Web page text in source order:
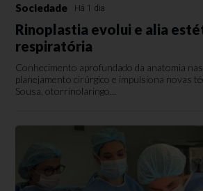
Sociedade Há 1 dia
Rinoplastia evolui e alia
respiratória
Conhecimento aprofundado da anatomia
planejamento cirúrgico e impulsiona novas
Sousa, otorrinolaringo...